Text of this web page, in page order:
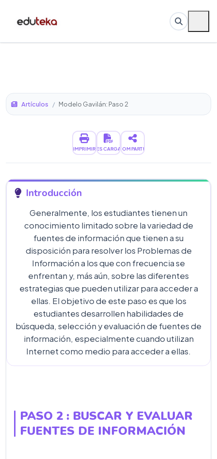
Artículos / Modelo Gavilán: Paso 2
IMPRIMIRDESCARGARCOMPARTIR
Introducción
Generalmente, los estudiantes tienen un
conocimiento limitado sobre la variedad de
fuentes de información que tienen a su
disposición para resolver los Problemas de
Información a los que con frecuencia se
enfrentan y, más aún, sobre las diferentes
estrategias que pueden utilizar para acceder a
ellas. El objetivo de este paso es que los
estudiantes desarrollen habilidades de
búsqueda, selección y evaluación de fuentes de
información, especialmente cuando utilizan
Internet como medio para acceder a ellas.
PASO 2 : BUSCAR Y EVALUAR
FUENTES DE INFORMACIÓN